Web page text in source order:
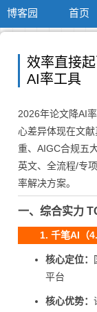
博客园 首页
效率直接
AI率工具
2026年论文降AI
心差异体现在文
重、AIGC合规五
英文、全流程/专
率解决方案。
一、综合实力
1. 千笔AI（
核心定位：
平台
核心优势：